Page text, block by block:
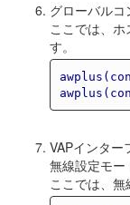
グローバル
ここでは、
す。
VAPインター
無線設定モ
ここでは、